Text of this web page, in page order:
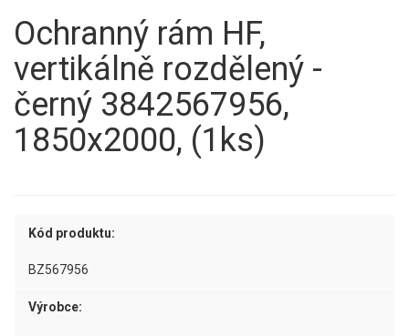
Ochranný rám HF,
vertikálně rozdělený -
černý 3842567956,
1850x2000, (1ks)
Kód produktu:
BZ567956
Výrobce: